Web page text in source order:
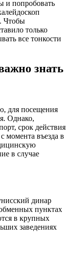
и попробовать
Чтобы
только
все тонкости
знать
для посещения
Однако,
срок действия
момента въезда в
в случае
динар
пунктах
в крупных
заведениях